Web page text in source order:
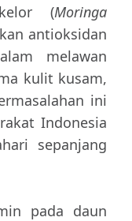
(Moringa
antioksidan
melawan
kulit kusam,
ini
Indonesia
sepanjang
pada daun